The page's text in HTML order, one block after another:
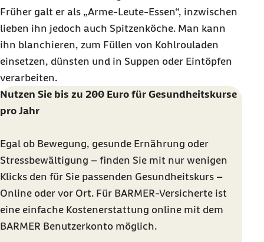
Früher galt er als „Arme-Leute-Essen“, inzwischen
lieben ihn jedoch auch Spitzenköche. Man kann
ihn blanchieren, zum Füllen von Kohlrouladen
einsetzen, dünsten und in Suppen oder Eintöpfen
verarbeiten.
Nutzen Sie bis zu 200 Euro für Gesundheitskurse
pro Jahr
Egal ob Bewegung, gesunde Ernährung oder
Stressbewältigung – finden Sie mit nur wenigen
Klicks den für Sie passenden Gesundheitskurs –
Online oder vor Ort. Für BARMER-Versicherte ist
eine einfache Kostenerstattung online mit dem
BARMER Benutzerkonto möglich.